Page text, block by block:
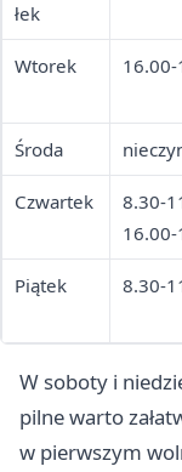
łek
Wtorek
Środa
Czwartek
8.30-
Piątek 8.30-
W soboty i
pilne warto
w pierwszym